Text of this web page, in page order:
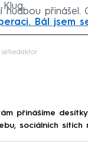
Klug.
hudbou přinášel.
Bál jsem
šéfredaktor
přinášíme
sociálních sítích